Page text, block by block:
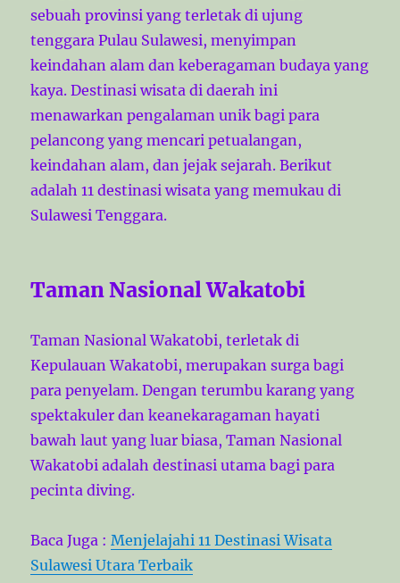
sebuah provinsi yang terletak di ujung
tenggara Pulau Sulawesi, menyimpan
keindahan alam dan keberagaman budaya yang
kaya. Destinasi wisata di daerah ini
menawarkan pengalaman unik bagi para
pelancong yang mencari petualangan,
keindahan alam, dan jejak sejarah. Berikut
adalah 11 destinasi wisata yang memukau di
Sulawesi Tenggara.
Taman Nasional Wakatobi
Taman Nasional Wakatobi, terletak di
Kepulauan Wakatobi, merupakan surga bagi
para penyelam. Dengan terumbu karang yang
spektakuler dan keanekaragaman hayati
bawah laut yang luar biasa, Taman Nasional
Wakatobi adalah destinasi utama bagi para
pecinta diving.
Baca Juga : Menjelajahi 11 Destinasi Wisata
Sulawesi Utara Terbaik